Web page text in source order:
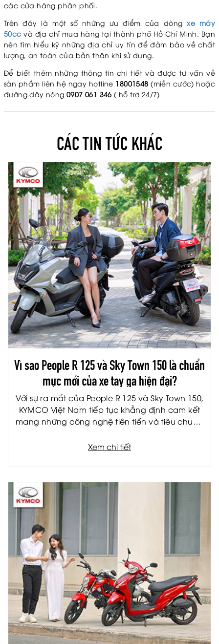
các cửa hàng phân phối.
Trên đây là một số những ưu điểm của dòng xe máy
50cc và địa chỉ mua hàng tại thành phố Hồ Chí Minh. Bạn
nên tìm hiểu kỹ những địa chỉ uy tín để đảm bảo về chất
lượng, an toàn của bản thân khi sử dụng.
Để biết thêm những thông tin chi tiết và được tư vấn về
sản phẩm liên hệ ngay hotline 18001548 (miễn cước) hoặc
đường dây nóng0907 061 346 ( hỗ trợ 24/7)
CÁC TIN TỨC KHÁC
Vì sao People R 125 và Sky Town 150 là chuẩn
mực mới của xe tay ga hiện đại?
Với sự ra mắt của People R 125 và Sky Town 150,
KYMCO Việt Nam tiếp tục khẳng định cam kết
mang những công nghệ tiên tiến và tiêu chuẩn
Được phát triển trên nền tảng sản phẩm châu
ứng nhu cầu di chuyển hàng ngày mà còn mở
ra một chuẩn mực mới về trải nghiệm lái xe hiện
Xem chi tiết